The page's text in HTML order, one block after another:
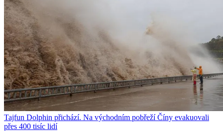
Tajfun Dolphin přichází. Na východním pobřeží Číny evakuovali
přes 400 tisíc lidí